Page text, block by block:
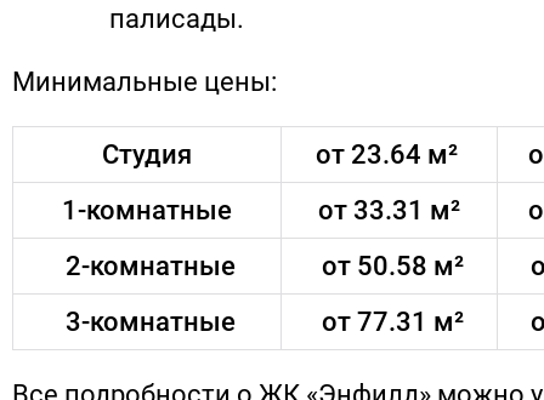
палисады.
Минимальные цены:
Студия от 23.64 м²
1-комнатные
от 33.31 м²
2-комнатные
от 50.58 м²
3-комнатные
от 77.31 м²